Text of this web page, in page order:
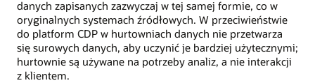
danych zapisanych zazwyczaj w tej samej formie, co w
oryginalnych systemach źródłowych. W przeciwieństwie
do platform CDP w hurtowniach danych nie przetwarza
się surowych danych, aby uczynić je bardziej użytecznymi;
hurtownie są używane na potrzeby analiz, a nie interakcji
z klientem.